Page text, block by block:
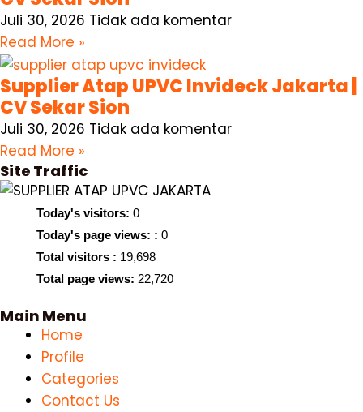
Juli 30, 2026 Tidak ada komentar
Read More »
Supplier Atap UPVC Invideck Jakarta |
CV Sekar Sion
Juli 30, 2026 Tidak ada komentar
Read More »
Site Traffic
Today's visitors: 0
Today's page views: : 0
Total visitors : 19,698
Total page views: 22,720
Main Menu
Home
Profile
Categories
Contact Us